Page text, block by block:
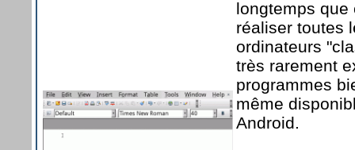
longtemps
réaliser toutes
ordinateurs
très rarement
programmes
même
Android.